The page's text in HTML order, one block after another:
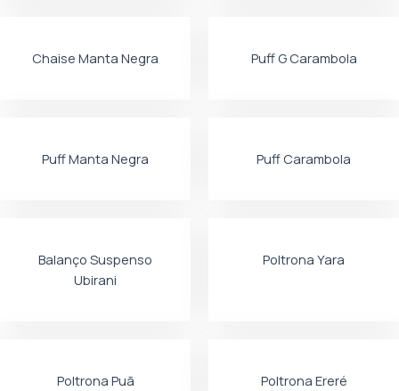
Chaise Manta Negra Puff G Carambola
Puff Manta Negra Puff Carambola
Balanço Suspenso
Ubirani
Poltrona Yara
Poltrona Puã Poltrona Ereré